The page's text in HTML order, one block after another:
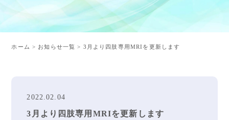
ホーム > お知らせ一覧 > 3月より四肢専用MRIを更新します
2022.02.04
3月より四肢専用MRIを更新します